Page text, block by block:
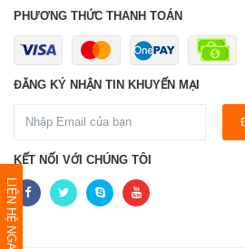
LIÊN HỆ NGAY
PHƯƠNG THỨC THANH TOÁN
ĐĂNG KÝ NHẬN TIN KHUYẾN MẠI
KẾT NỐI VỚI CHÚNG TÔI